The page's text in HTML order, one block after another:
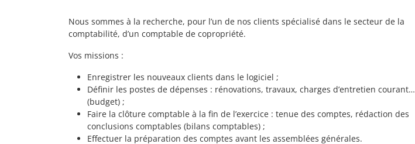
Nous sommes à la recherche, pour l’un de nos clients spécialisé dans le secteur de la
comptabilité, d’un comptable de copropriété.
Vos missions :
Enregistrer les nouveaux clients dans le logiciel ;
Définir les postes de dépenses : rénovations, travaux, charges d’entretien courant…
(budget) ;
Faire la clôture comptable à la fin de l’exercice : tenue des comptes, rédaction des
conclusions comptables (bilans comptables) ;
Effectuer la préparation des comptes avant les assemblées générales.